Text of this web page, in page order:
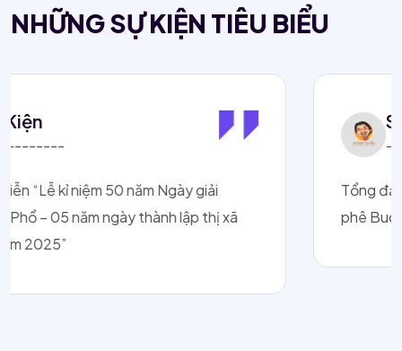
NHỮNG SỰ KIỆN TIÊU BIỂU
Tổng đạo diễn chương trình Bế mạc “Lễ hội cà
phê Buôn Ma Thuột năm 2025”